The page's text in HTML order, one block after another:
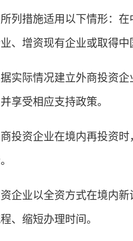
措施适用以下情形：在
、增资现有企业或取得
际情况建立外商投资企
享受相应支持政策。
资企业在境内再投资时
业以全资方式在境内新
、缩短办理时间。